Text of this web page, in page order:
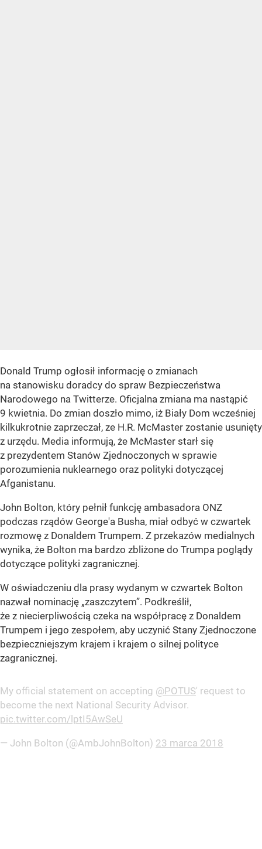
Donald Trump ogłosił informację o zmianach
na stanowisku doradcy do spraw Bezpieczeństwa
Narodowego na Twitterze. Oficjalna zmiana ma nastąpić
9 kwietnia. Do zmian doszło mimo, iż Biały Dom wcześniej
kilkukrotnie zaprzeczał, ze H.R. McMaster zostanie usunięty
z urzędu. Media informują, że McMaster starł się
z prezydentem Stanów Zjednoczonych w sprawie
porozumienia nuklearnego oraz polityki dotyczącej
Afganistanu.
John Bolton, który pełnił funkcję ambasadora ONZ
podczas rządów George'a Busha, miał odbyć w czwartek
rozmowę z Donaldem Trumpem. Z przekazów medialnych
wynika, że Bolton ma bardzo zbliżone do Trumpa poglądy
dotyczące polityki zagranicznej.
W oświadczeniu dla prasy wydanym w czwartek Bolton
nazwał nominację „zaszczytem”. Podkreślił,
że z niecierpliwością czeka na współpracę z Donaldem
Trumpem i jego zespołem, aby uczynić Stany Zjednoczone
bezpieczniejszym krajem i krajem o silnej polityce
zagranicznej.
My official statement on accepting @POTUS' request to
become the next National Security Advisor.
pic.twitter.com/lptI5AwSeU
— John Bolton (@AmbJohnBolton) 23 marca 2018